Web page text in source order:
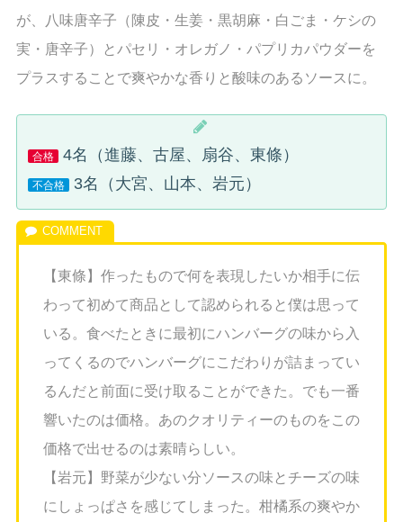
が、八味唐辛子（陳皮・生姜・黒胡麻・白ごま・ケシの
実・唐辛子）とパセリ・オレガノ・パプリカパウダーを
プラスすることで爽やかな香りと酸味のあるソースに。
合格 4名（進藤、古屋、扇谷、東條）
不合格 3名（大宮、山本、岩元）
【東條】作ったもので何を表現したいか相手に伝
わって初めて商品として認められると僕は思って
いる。食べたときに最初にハンバーグの味から入
ってくるのでハンバーグにこだわりが詰まってい
るんだと前面に受け取ることができた。でも一番
響いたのは価格。あのクオリティーのものをこの
価格で出せるのは素晴らしい。
【岩元】野菜が少ない分ソースの味とチーズの味
にしょっぱさを感じてしまった。柑橘系の爽やか